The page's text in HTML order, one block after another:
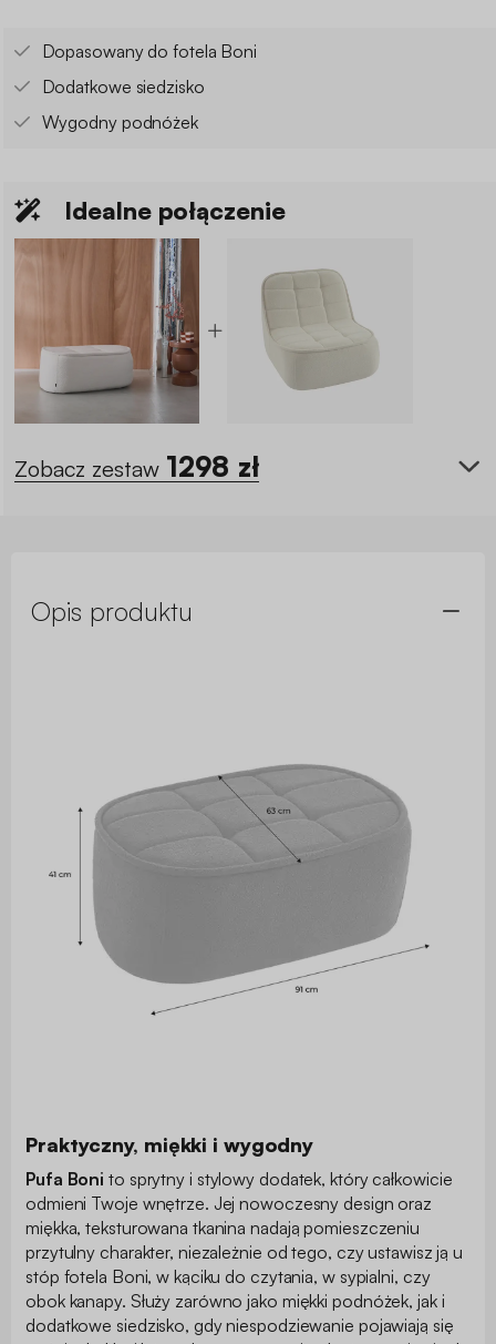
Dopasowany do fotela Boni
Dodatkowe siedzisko
Wygodny podnóżek
Idealne połączenie
Zobacz zestaw 1298 zł
Opis produktu
Praktyczny, miękki i wygodny
Pufa Boni to sprytny i stylowy dodatek, który całkowicie
odmieni Twoje wnętrze. Jej nowoczesny design oraz
miękka, teksturowana tkanina nadają pomieszczeniu
przytulny charakter, niezależnie od tego, czy ustawisz ją u
stóp fotela Boni, w kąciku do czytania, w sypialni, czy
obok kanapy. Służy zarówno jako miękki podnóżek, jak i
dodatkowe siedzisko, gdy niespodziewanie pojawiają się